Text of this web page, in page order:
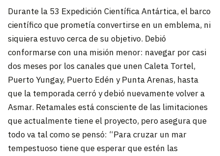
Durante la 53 Expedición Científica Antártica, el barco
científico que prometía convertirse en un emblema, ni
siquiera estuvo cerca de su objetivo. Debió
conformarse con una misión menor: navegar por casi
dos meses por los canales que unen Caleta Tortel,
Puerto Yungay, Puerto Edén y Punta Arenas, hasta
que la temporada cerró y debió nuevamente volver a
Asmar. Retamales está consciente de las limitaciones
que actualmente tiene el proyecto, pero asegura que
todo va tal como se pensó: “Para cruzar un mar
tempestuoso tiene que esperar que estén las